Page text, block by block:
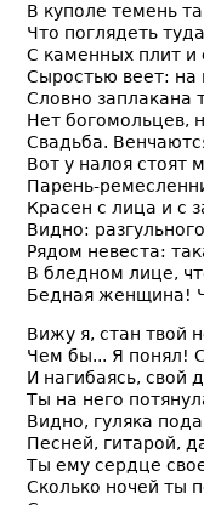
В куполе темень
Что поглядеть
С каменных плит и
Сыростью веет: на
Словно заплакана
Нет богомольцев,
Свадьба.
Вот у налоя стоят
Парень-
Красен с лица и с
Видно:
Рядом невеста:
В бледном лице,
Бедная женщина!
Вижу я, стан твой
Чем бы... Я понял!
И нагибаясь, свой
Ты на него
Видно, гуляка
Песней, гитарой,
Ты ему сердце
Сколько ночей ты